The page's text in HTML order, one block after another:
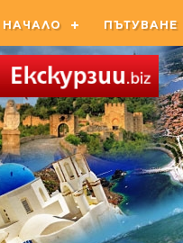
НАЧАЛО ПЪТУВАНЕ